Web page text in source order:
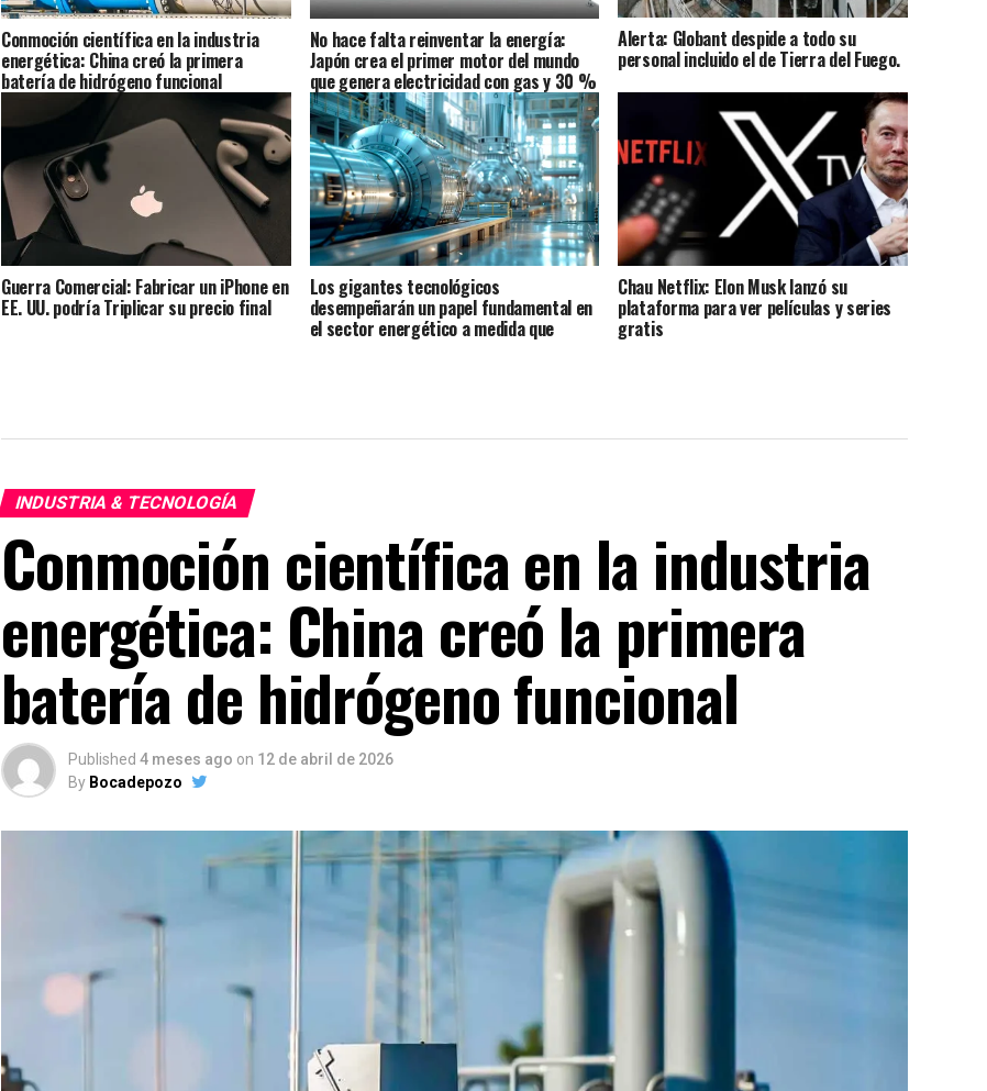
Conmoción científica en la industria
energética: China creó la primera
batería de hidrógeno funcional
No hace falta reinventar la energía:
Japón crea el primer motor del mundo
que genera electricidad con gas y 30 %
de hidrógeno
Alerta: Globant despide a todo su
personal incluido el de Tierra del Fuego.
Guerra Comercial: Fabricar un iPhone en
EE. UU. podría Triplicar su precio final
Los gigantes tecnológicos
desempeñarán un papel fundamental en
el sector energético a medida que
Chau Netflix: Elon Musk lanzó su
plataforma para ver películas y series
gratis
INDUSTRIA & TECNOLOGÍA
Conmoción científica en la industria
energética: China creó la primera
batería de hidrógeno funcional
Published 4 meses ago on 12 de abril de 2026
By Bocadepozo